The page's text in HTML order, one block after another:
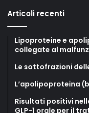
Articoli recenti
Lipoproteine e
collegate al
Le sottofrazioni
L’apolipoproteina
Risultati positivi
GLP-1 orale per il